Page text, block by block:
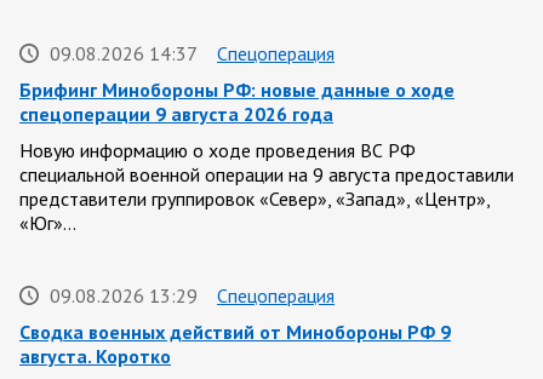
09.08.2026 14:37
Спецоперация
Брифинг Минобороны РФ: новые данные о ходе
спецоперации 9 августа 2026 года
Новую информацию о ходе проведения ВС РФ
специальной военной операции на 9 августа предоставили
представители группировок «Север», «Запад», «Центр»,
«Юг»…
09.08.2026 13:29
Спецоперация
Сводка военных действий от Минобороны РФ 9
августа. Коротко